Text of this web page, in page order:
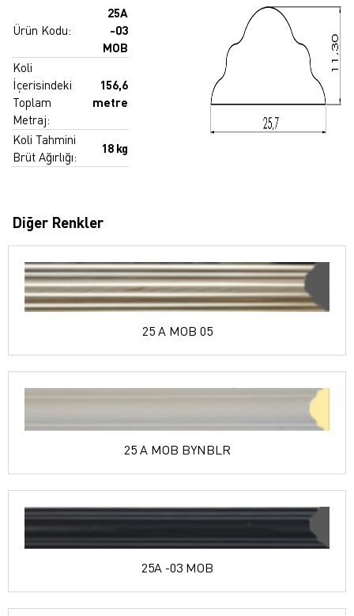
Ürün Kodu:
25A
-03
MOB
Koli
İçerisindeki
Toplam
Metraj:
156,6
metre
Koli Tahmini
Brüt Ağırlığı:
18 kg
Diğer Renkler
25 A MOB 05
25 A MOB BYNBLR
25A -03 MOB